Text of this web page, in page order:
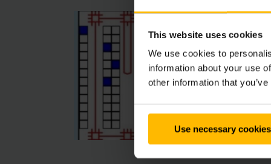
This website uses cookies
We use cookies to
information about your use
other information that
Use necessary